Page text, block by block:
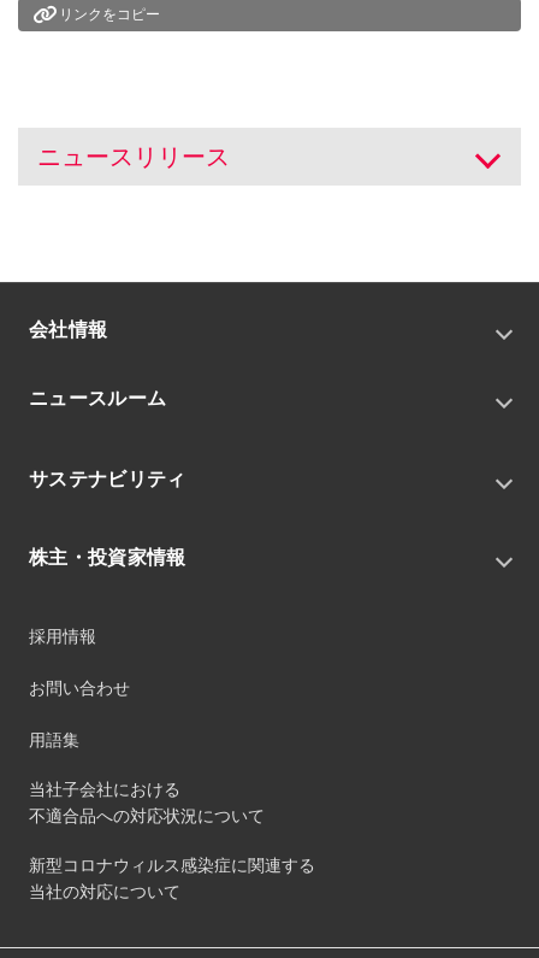
リンクをコピー
ニュースリリース 開く
会社情報
会社概要
中期経営戦略
役員
事業
ニュースルーム
トピックス
IRニュース
サステナビリティ
環境
ガバナンス
マテリアリティ
サステナビリティデータ
第三者保証
社外団体への加盟
社外からの評価
ダイバーシティ・エクイティ&インクルージョン
株主・投資家情報
財務ハイライト
IRカレンダー
個人投資家のみなさまへ
採用情報
お問い合わせ
用語集
当社子会社における
不適合品への対応状況について
新型コロナウィルス感染症に関連する
当社の対応について